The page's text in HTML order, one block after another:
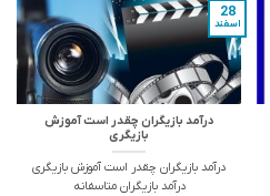
درآمد بازیگران چقدر است آموزش
بازیگری
درآمد بازیگران چقدر است آموزش بازیگری
درآمد بازیگران متاسفانه
28
اسفند